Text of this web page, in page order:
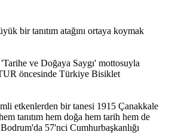
bir tanıtım atağını ortaya koymak
ve Doğaya Saygı' mottosuyla
öncesinde Türkiye Bisiklet
etkenlerden bir tanesi 1915 Çanakkale
tanıtım hem doğa hem tarih hem de
57'nci Cumhurbaşkanlığı